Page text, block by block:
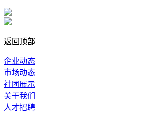
返回顶部
企业动态
市场动态
社团展示
关于我们
人才招聘